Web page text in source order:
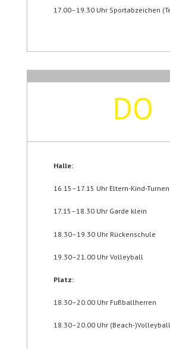
17.00–19.30 Uhr Sportabzeichen
DO
Halle:
16.15–17.15 Uhr Eltern-Kind-Turnen
17.15–18.30 Uhr Garde klein
18.30–19.30 Uhr Rückenschule
19.30–21.00 Uhr Volleyball
Platz:
18.30–20.00 Uhr Fußballherren
18.30–20.00 Uhr (Beach-